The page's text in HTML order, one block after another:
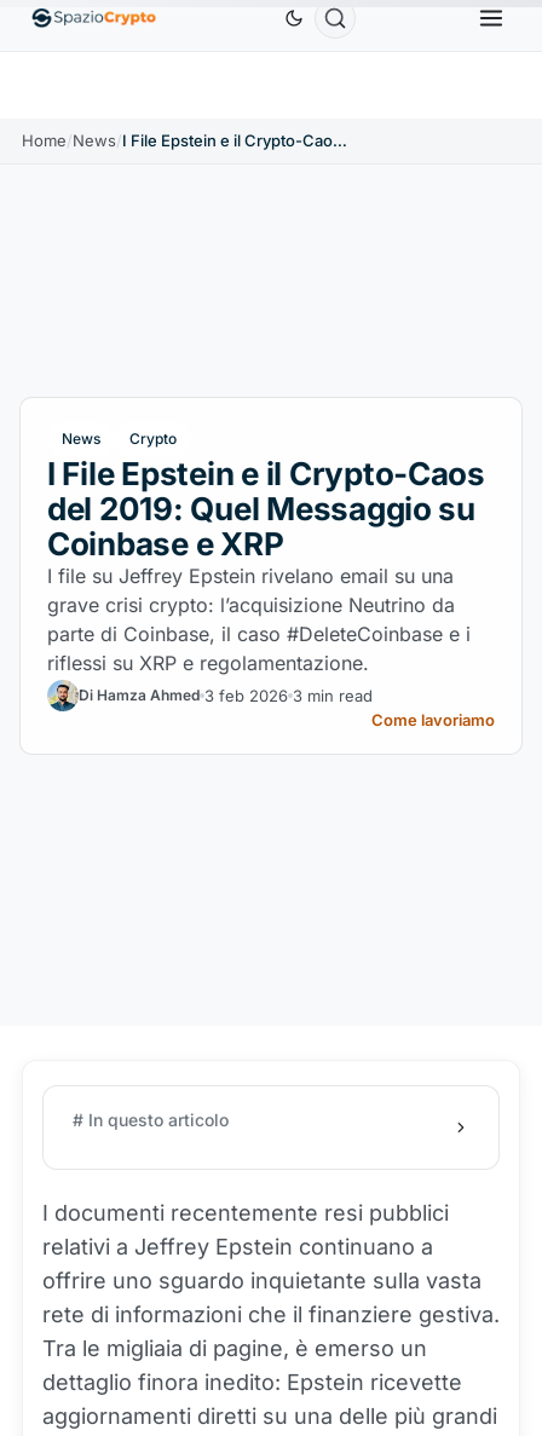
EthereumETH1.880,58 USD TetherUSDT ↑0.00%
Home/News/ I File Epstein e il Crypto-Caos del 2019: Quel Messaggio su Coinbase e XRP
News Crypto
I File Epstein e il Crypto-Caos
del 2019: Quel Messaggio su
Coinbase e XRP
I file su Jeffrey Epstein rivelano email su una
grave crisi crypto: l’acquisizione Neutrino da
parte di Coinbase, il caso #DeleteCoinbase e i
riflessi su XRP e regolamentazione.
Di Hamza Ahmed 3 feb 2026 3 min read
Come lavoriamo
# In questo articolo
I documenti recentemente resi pubblici
relativi a Jeffrey Epstein continuano a
offrire uno sguardo inquietante sulla vasta
rete di informazioni che il finanziere gestiva.
Tra le migliaia di pagine, è emerso un
dettaglio finora inedito: Epstein ricevette
aggiornamenti diretti su una delle più grandi